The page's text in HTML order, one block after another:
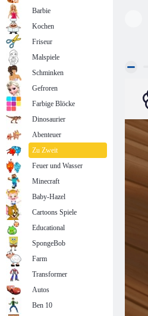
Barbie
Kochen
Friseur
Malspiele
Schminken
Gefroren
Farbige Blöcke
Dinosaurier
Abenteuer
Zu Zweit
Feuer und Wasser
Minecraft
Baby-Hazel
Cartoons Spiele
Educational
SpongeBob
Farm
Transformer
Autos
Ben 10